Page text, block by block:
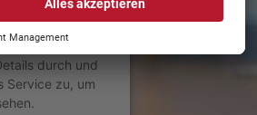
eines
Aktivitäten
durch und
Service zu, um